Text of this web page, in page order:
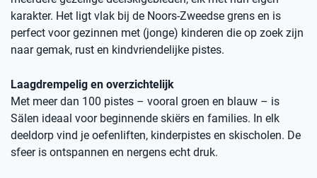
karakter. Het ligt vlak bij de Noors-Zweedse grens en is
perfect voor gezinnen met (jonge) kinderen die op zoek zijn
naar gemak, rust en kindvriendelijke pistes.
Laagdrempelig en overzichtelijk
Met meer dan 100 pistes – vooral groen en blauw – is
Sälen ideaal voor beginnende skiërs en families. In elk
deeldorp vind je oefenliften, kinderpistes en skischolen. De
sfeer is ontspannen en nergens echt druk.